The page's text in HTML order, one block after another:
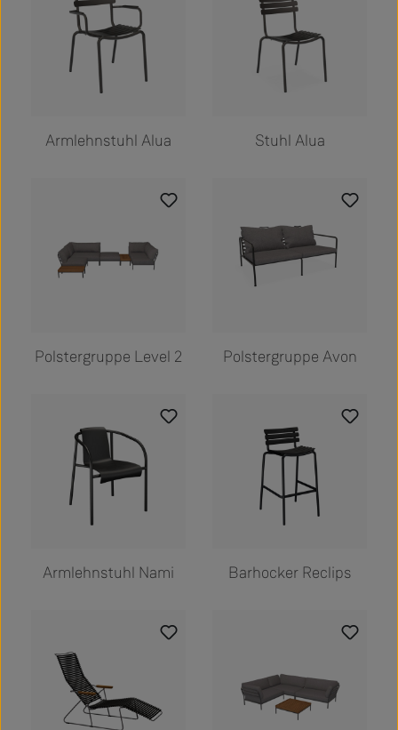
Armlehnstuhl Alua Stuhl Alua
Polstergruppe Level 2 Polstergruppe Avon
Armlehnstuhl Nami Barhocker Reclips